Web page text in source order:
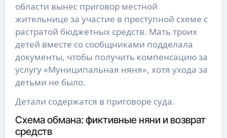
области вынес приговор местной
жительнице за участие в преступной схеме с
растратой бюджетных средств. Мать троих
детей вместе со сообщниками подделала
документы, чтобы получить компенсацию за
услугу «Муниципальная няня», хотя ухода за
детьми не было.
Детали содержатся в приговоре суда.
Схема обмана: фиктивные няни и возврат
средств